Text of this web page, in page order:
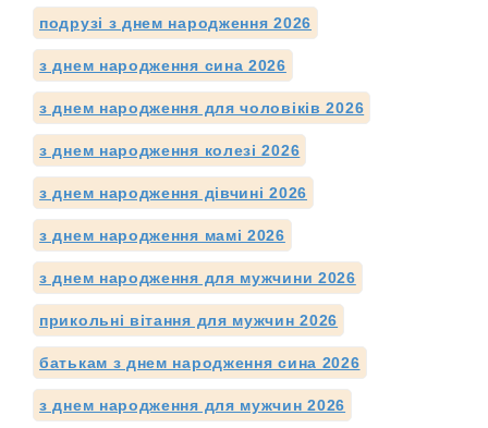
подрузі з днем народження 2026
з днем народження сина 2026
з днем народження для чоловіків 2026
з днем народження колезі 2026
з днем народження дівчині 2026
з днем народження мамі 2026
з днем народження для мужчини 2026
прикольні вітання для мужчин 2026
батькам з днем народження сина 2026
з днем народження для мужчин 2026